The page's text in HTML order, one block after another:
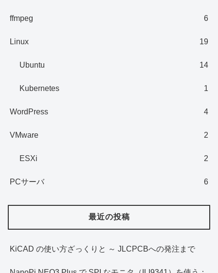
ffmpeg 6
Linux 19
Ubuntu 14
Kubernetes 1
WordPress 4
VMware 2
ESXi 2
PCサーバ 6
最近の投稿
KiCAD の使い方ざっくりと ～ JLCPCBへの発注まで